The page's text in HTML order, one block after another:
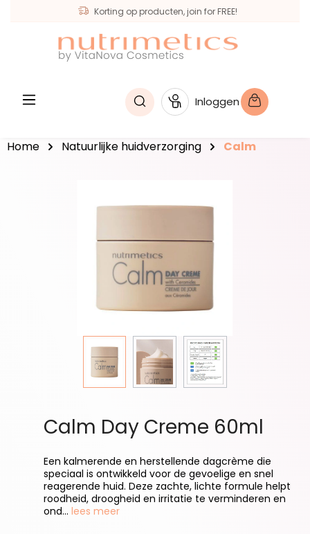
Korting op producten, join for FREE!
Inloggen
Home Natuurlijke huidverzorging Calm
Calm Day Creme 60ml
Een kalmerende en herstellende dagcrème die
speciaal is ontwikkeld voor de gevoelige en snel
reagerende huid. Deze zachte, lichte formule helpt
roodheid, droogheid en irritatie te verminderen en
ond... lees meer